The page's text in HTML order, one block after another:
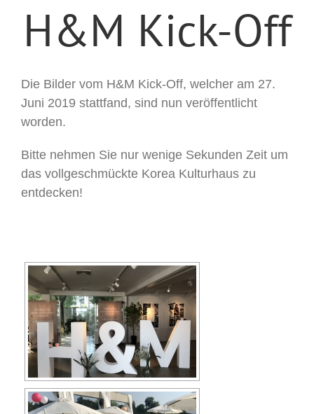
H&M Kick-Off
Die Bilder vom H&M Kick-Off, welcher am 27.
Juni 2019 stattfand, sind nun veröffentlicht
worden.
Bitte nehmen Sie nur wenige Sekunden Zeit um
das vollgeschmückte Korea Kulturhaus zu
entdecken!